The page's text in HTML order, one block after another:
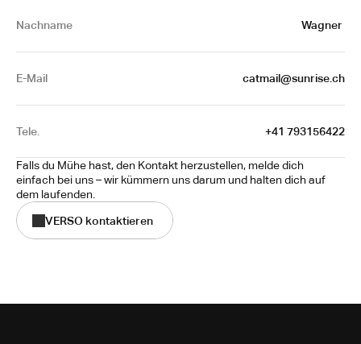
Nachname Wagner
E-Mail catmail@sunrise.ch
Tele. +41 793156422
Falls du Mühe hast, den Kontakt herzustellen, melde dich
einfach bei uns – wir kümmern uns darum und halten dich auf
dem laufenden.
VERSO kontaktieren